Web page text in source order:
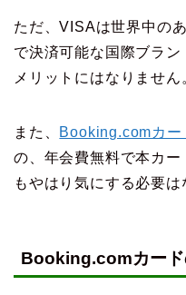
ただ、VISAは世界中の
で決済可能な国際ブラ
メリットにはなりません
また、 Booking.comカー
の、年会費無料で本カ
もやはり気にする必要は
Booking.comカード